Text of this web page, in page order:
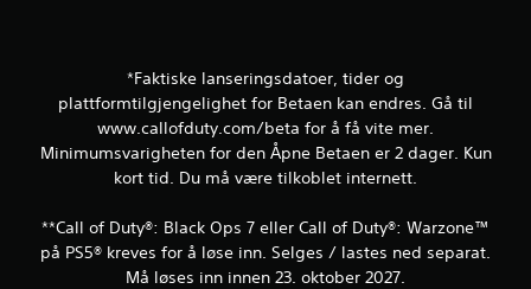
*Faktiske lanseringsdatoer, tider og
plattformtilgjengelighet for Betaen kan endres. Gå til
www.callofduty.com/beta for å få vite mer.
Minimumsvarigheten for den Åpne Betaen er 2 dager. Kun
kort tid. Du må være tilkoblet internett.
**Call of Duty®: Black Ops 7 eller Call of Duty®: Warzone™
på PS5® kreves for å løse inn. Selges / lastes ned separat.
Må løses inn innen 23. oktober 2027.